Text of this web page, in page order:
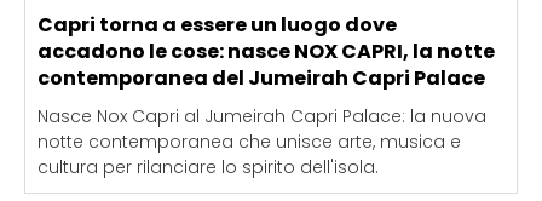
Capri torna a essere un luogo dove
accadono le cose: nasce NOX CAPRI, la notte
contemporanea del Jumeirah Capri Palace
Nasce Nox Capri al Jumeirah Capri Palace: la nuova
notte contemporanea che unisce arte, musica e
cultura per rilanciare lo spirito dell'isola.